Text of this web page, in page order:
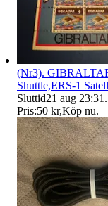
(Nr3).
Shuttle,ERS-1
Sluttid21 aug 23:31 .
Pris:50 kr,Köp nu.